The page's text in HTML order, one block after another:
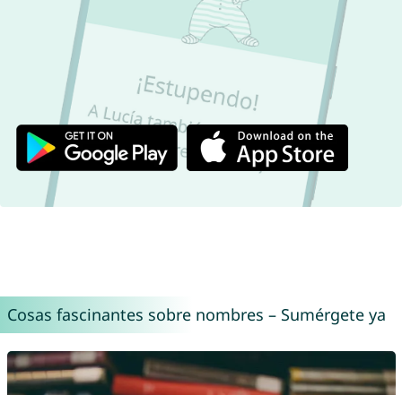
Cosas fascinantes sobre nombres – Sumérgete ya